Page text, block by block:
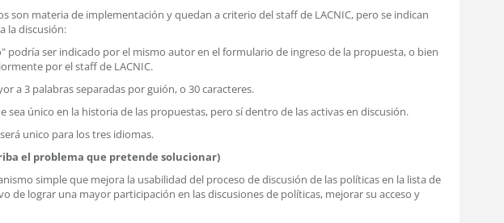
son materia de implementación y quedan a criterio del staff de LACNIC, pero se indican
la discusión:
podría ser indicado por el mismo autor en el formulario de ingreso de la propuesta, o bien
por el staff de LACNIC.
a 3 palabras separadas por guión, o 30 caracteres.
sea único en la historia de las propuestas, pero sí dentro de las activas en discusión.
unico para los tres idiomas.
el problema que pretende solucionar)
simple que mejora la usabilidad del proceso de discusión de las políticas en la lista de
de lograr una mayor participación en las discusiones de políticas, mejorar su acceso y